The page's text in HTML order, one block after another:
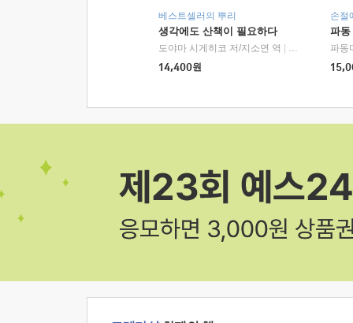
베스트셀러의 뿌리
생각에도 산책이 필요하다
도야마 시게히코 저/지소연 역
알에이치코리
14,400원
손절
파동
파동